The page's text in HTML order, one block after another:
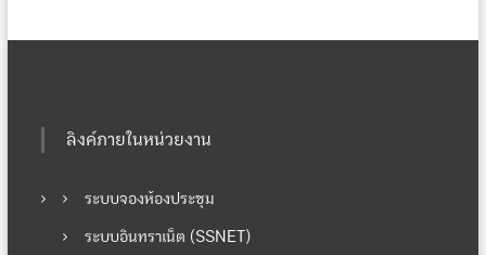
ลิงค์ภายในหน่วยงาน
ระบบจองห้องประชุม
ระบบอินทราเน็ต (SSNET)